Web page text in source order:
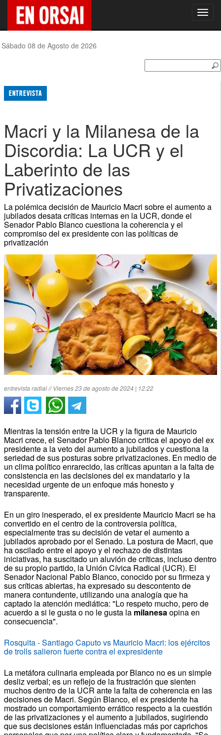
Sábado 08 de Agosto de 2026
ENTREVISTA
Macri y la Milanesa de la
Discordia: La UCR y el
Laberinto de las
Privatizaciones
La polémica decisión de Mauricio Macri sobre el aumento a
jubilados desata críticas internas en la UCR, donde el
Senador Pablo Blanco cuestiona la coherencia y el
compromiso del ex presidente con las políticas de
privatización
entrevista radial // Viernes 23 de agosto de 2024 | 12:22
Mientras la tensión entre la UCR y la figura de Mauricio
Macri crece, el Senador Pablo Blanco critica el apoyo del ex
presidente a la veto del aumento a jubilados y cuestiona la
seriedad de sus posturas sobre privatizaciones. En medio de
un clima político enrarecido, las críticas apuntan a la falta de
consistencia en las decisiones del ex mandatario y la
necesidad urgente de un enfoque más honesto y
transparente.
En un giro inesperado, el ex presidente Mauricio Macri se ha
convertido en el centro de la controversia política,
especialmente tras su decisión de vetar el aumento a
jubilados aprobado por el Senado. La postura de Macri, que
ha oscilado entre el apoyo y el rechazo de distintas
iniciativas, ha suscitado un aluvión de críticas, incluso dentro
de su propio partido, la Unión Cívica Radical (UCR). El
Senador Nacional Pablo Blanco, conocido por su firmeza y
sus críticas abiertas, ha expresado su descontento de
manera contundente, utilizando una analogía que ha
captado la atención mediática: "Lo respeto mucho, pero de
acuerdo a si le gusta o no le gusta la milanesaopina en
consecuencia".
Rosquita - Santiago Caputo vs Mauricio Macri: los ejércitos
de trolls salieron fuerte contra el expresidente
La metáfora culinaria empleada por Blanco no es un simple
desliz verbal; es un reflejo de la frustración que sienten
muchos dentro de la UCR ante la falta de coherencia en las
decisiones de Macri. Según Blanco, el ex presidente ha
mostrado un comportamiento errático respecto a la cuestión
de las privatizaciones y el aumento a jubilados, sugiriendo
que sus decisiones están influenciadas más por caprichos